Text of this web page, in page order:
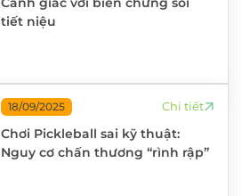
tiết niệu
18/09/2025
Chơi Pickleball sai kỹ thuật:
Nguy cơ chấn thương “rình rập”
Chi tiết